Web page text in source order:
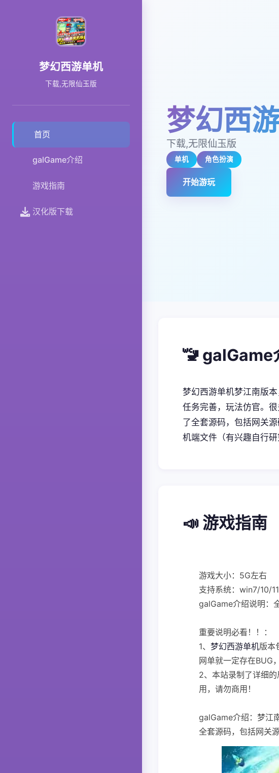
梦幻西游单机
下载,无限仙玉版
首页
galGame介绍
游戏指南
汉化版下载
梦幻西
下载,无限仙玉版
单机 角色扮演
开始游玩
🚾 galGame
梦幻西游单机梦江南版
任务完善，玩法仿官。
了全套源码，包括网关
机端文件（有兴趣自行研
📣 游戏指南
游戏大小：5G左右
支持系统：win7/10/
galGame介绍说明：
重要说明必看！！：
1、 梦幻西游单机版本
网单就一定存在BUG
2、本站录制了详细
用，请勿商用！
galGame介绍：梦江
全套源码，包括网关